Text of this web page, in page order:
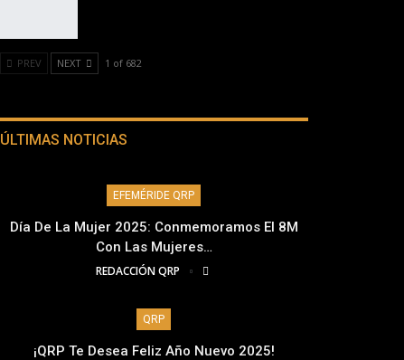
PREV NEXT 1 of 682
ÚLTIMAS NOTICIAS
EFEMÉRIDE QRP
Día De La Mujer 2025: Conmemoramos El 8M
Con Las Mujeres…
REDACCIÓN QRP
QRP
¡QRP Te Desea Feliz Año Nuevo 2025!